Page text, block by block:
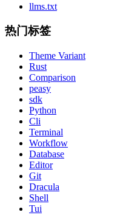
llms.txt
热门标签
Theme Variant
Rust
Comparison
peasy
sdk
Python
Cli
Terminal
Workflow
Database
Editor
Git
Dracula
Shell
Tui